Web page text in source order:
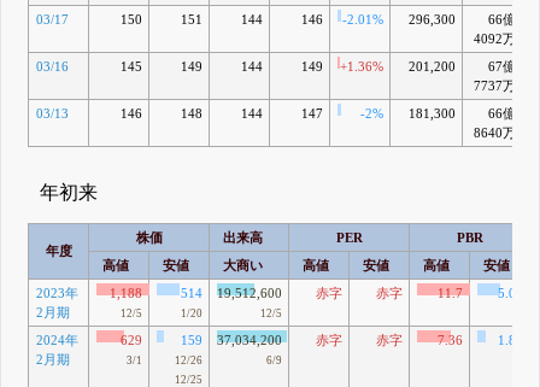
03/17 150 151 144 146 -2.01% 296,300
66億
4092万
03/16 145 149 144 149 +1.36% 201,200
67億
7737万
03/13 146 148 144 147 -2% 181,300
66億
8640万
年初来
年度
株価 出来高 PER
PBR
高値
安値 大商い 高値 安値 高値
安値
2023年
2月期
1,188
12/5
514
1/20
19,512,600
12/5
赤字 赤字 11.7 5.06
2024年
2月期
629
3/1
159
12/26
12/25
37,034,200
6/9
赤字 赤字 7.36 1.86